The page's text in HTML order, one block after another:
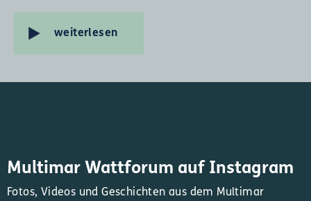
weiterlesen
Multimar Wattforum auf Instagram
Fotos, Videos und Geschichten aus dem Multimar